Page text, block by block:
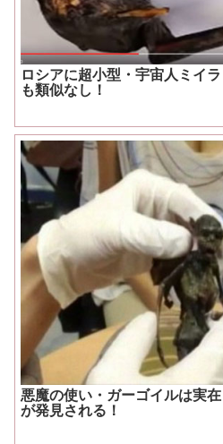
ロシアに超小型・宇宙人ミイ
も類似なし！
悪魔の使い・ガーゴイルは実
が発見される！